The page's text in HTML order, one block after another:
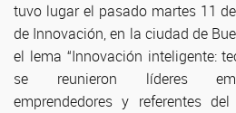
tuvo lugar el pasado martes 11
de Innovación, en la ciudad de
el lema “Innovación inteligente:
se reunieron líderes
emprendedores y referentes